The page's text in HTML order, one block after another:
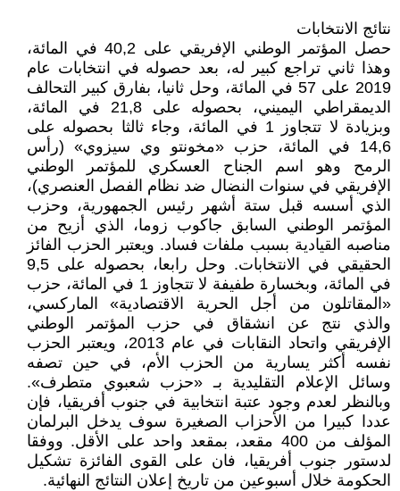
نتائج الانتخابات
حصل المؤتمر الوطني الإفريقي على 40,2 في المائة،
وهذا ثاني تراجع كبير له، بعد حصوله في انتخابات عام
2019 على 57 في المائة، وحل ثانيا، بفارق كبير التحالف
الديمقراطي اليميني، بحصوله على 21,8 في المائة،
وبزيادة لا تتجاوز 1 في المائة، وجاء ثالثا بحصوله على
14,6 في المائة، حزب «مخونتو وي سيزوي» (رأس
الرمح وهو اسم الجناح العسكري للمؤتمر الوطني
الإفريقي في سنوات النضال ضد نظام الفصل العنصري)،
الذي أسسه قبل ستة أشهر رئيس الجمهورية، وحزب
المؤتمر الوطني السابق جاكوب زوما، الذي أزيح من
مناصبه القيادية بسبب ملفات فساد. ويعتبر الحزب الفائز
الحقيقي في الانتخابات. وحل رابعا، بحصوله على 9,5
في المائة، وبخسارة طفيفة لا تتجاوز 1 في المائة، حزب
«المقاتلون من أجل الحرية الاقتصادية» الماركسي،
والذي نتج عن انشقاق في حزب المؤتمر الوطني
الإفريقي واتحاد النقابات في عام 2013، ويعتبر الحزب
نفسه أكثر يسارية من الحزب الأم، في حين تصفه
وسائل الإعلام التقليدية بـ «حزب شعبوي متطرف».
وبالنظر لعدم وجود عتبة انتخابية في جنوب أفريقيا، فإن
عددا كبيرا من الأحزاب الصغيرة سوف يدخل البرلمان
المؤلف من 400 مقعد، بمقعد واحد على الأقل. ووفقا
لدستور جنوب أفريقيا، فان على القوى الفائزة تشكيل
الحكومة خلال أسبوعين من تاريخ إعلان النتائج النهائية.